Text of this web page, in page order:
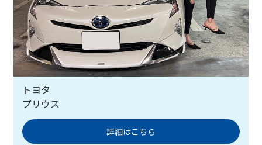
トヨタ
プリウス
詳細はこちら